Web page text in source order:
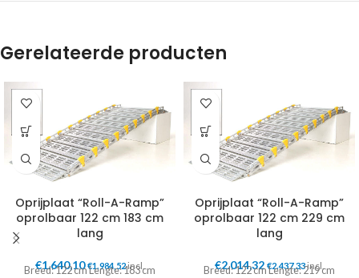
Gerelateerde producten
Oprijplaat “Roll-A-Ramp”
oprolbaar 122 cm 183 cm
lang
€1.640,10 €1.984,52incl.
Breed: 122 cm Lengte: 183 cm
Oprijplaat “Roll-A-Ramp”
oprolbaar 122 cm 229 cm
lang
€2.014,32 €2.437,33incl.
Breed: 122 cm Lengte: 219 cm